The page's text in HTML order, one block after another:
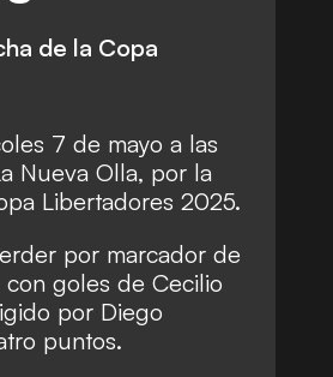
de la Copa
7 de mayo a las
Nueva Olla, por la
Libertadores 2025.
por marcador de
goles de Cecilio
por Diego
puntos.